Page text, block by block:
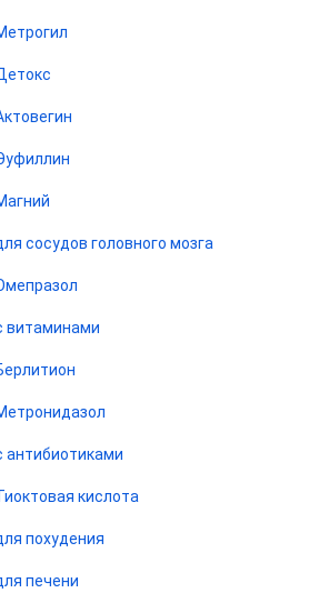
сосудов головного мозга
витаминами
антибиотиками
кислота
похудения
печени